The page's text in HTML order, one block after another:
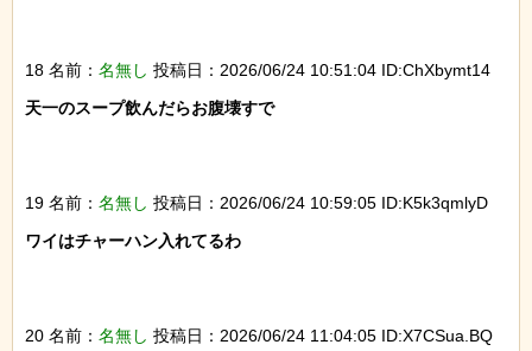
18 名前： 名無し 投稿日：2026/06/24 10:51:04 ID:ChXbymt14
天一のスープ飲んだらお腹壊すで
19 名前： 名無し 投稿日：2026/06/24 10:59:05 ID:K5k3qmlyD
ワイはチャーハン入れてるわ
20 名前： 名無し 投稿日：2026/06/24 11:04:05 ID:X7CSua.BQ